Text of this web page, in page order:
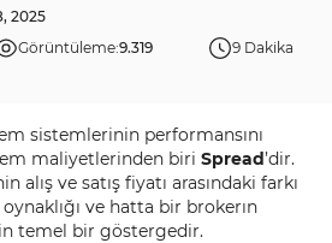
2025
Görüntüleme:9.319 9 Dakika
sistemlerinin performansını
maliyetlerinden biri Spread’dir.
alış ve satış fiyatı arasındaki farkı
ve hatta bir brokerın
temel bir göstergedir.